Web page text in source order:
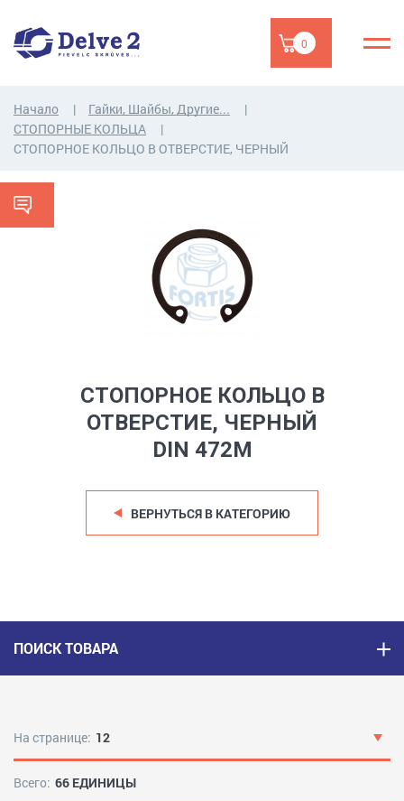
0
Начало
Гайки, Шайбы, Другие...
СТОПОРНЫЕ КОЛЬЦА
СТОПОРНОЕ КОЛЬЦО В ОТВЕРСТИЕ, ЧЕРНЫЙ
СТОПОРНОЕ КОЛЬЦО В
ОТВЕРСТИЕ, ЧЕРНЫЙ
DIN 472M
ВЕРНУТЬСЯ В КАТЕГОРИЮ
ПОИСК ТОВАРА
На странице: 12
Всего: 66 ЕДИНИЦЫ